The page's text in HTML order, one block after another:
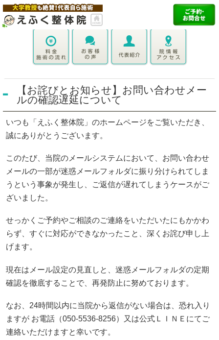
【お詫びとお知らせ】お問い合わせメー
ルの確認遅延について
いつも「えふく整体院」のホームページをご覧いただき、
誠にありがとうございます。
このたび、当院のメールシステムにおいて、お問い合わせ
メールの一部が迷惑メールフォルダに振り分けられてしま
うという事象が発生し、ご返信が遅れてしまうケースがご
ざいました。
せっかくご予約やご相談のご連絡をいただいたにもかかわ
らず、すぐに対応ができなかったこと、深くお詫び申し上
げます。
現在はメール設定の見直しと、迷惑メールフォルダの定期
確認を徹底することで、再発防止に努めております。
なお、24時間以内に当院から返信がない場合は、恐れ入り
ますが お電話（050-5536-8256）又は公式ＬＩＮＥにてご
連絡いただけますと幸いです。